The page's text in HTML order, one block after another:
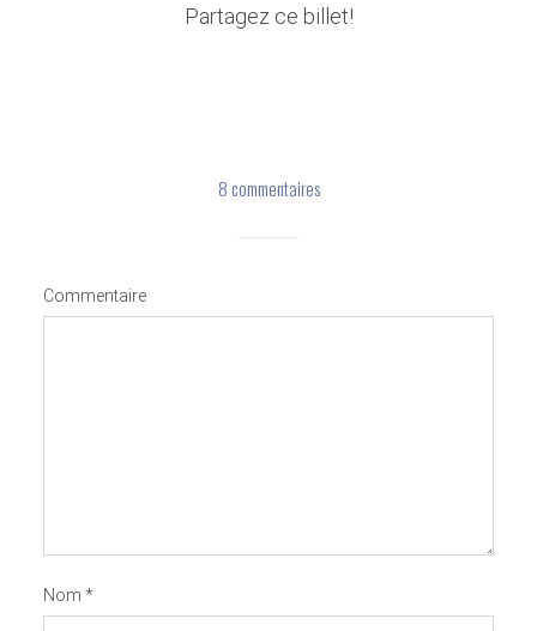
Partagez ce billet!
8 commentaires
Commentaire
Nom *